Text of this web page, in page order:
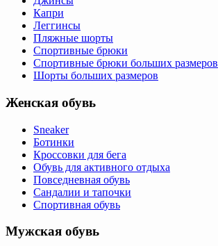
Капри
Леггинсы
Пляжные шорты
Спортивные брюки
Спортивные брюки больших размеров
Шорты больших размеров
Женская обувь
Sneaker
Ботинки
Кроссовки для бега
Обувь для активного отдыха
Повседневная обувь
Сандалии и тапочки
Спортивная обувь
Мужская обувь